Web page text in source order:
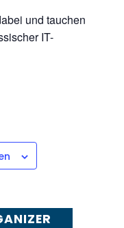
und tauchen
IT-